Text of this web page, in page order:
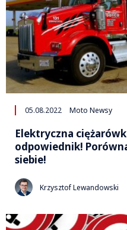
05.08.2022 Moto Newsy
Elektryczna
odpowiednik!
siebie!
Krzysztof Lewandowski